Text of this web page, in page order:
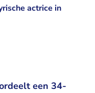
actrice in
een 34-